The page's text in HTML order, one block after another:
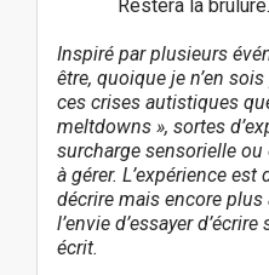
Restera la brûlure.
Inspiré par plusieurs
être, quoique je n’en
ces crises autistiques
meltdowns », sortes
surcharge sensorielle
à gérer. L’expérience
décrire mais encore plus
l’envie d’essayer
écrit.